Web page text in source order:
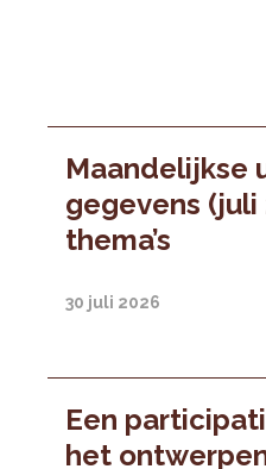
Maandelijkse
gegevens
thema’s
30 juli 2026
Een
het